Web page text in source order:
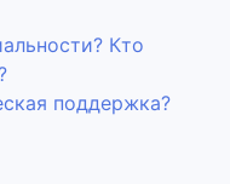
Кто
поддержка?